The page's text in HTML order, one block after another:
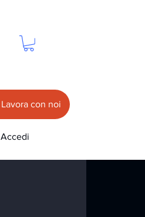
Lavora con noi
Accedi